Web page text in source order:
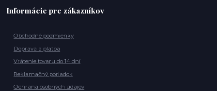
Informácie pre zákazníkov
Obchodné podmienky
Doprava a platba
Vrátenie tovaru do 14 dní
Reklamačný poriadok
Ochrana osobných údajov